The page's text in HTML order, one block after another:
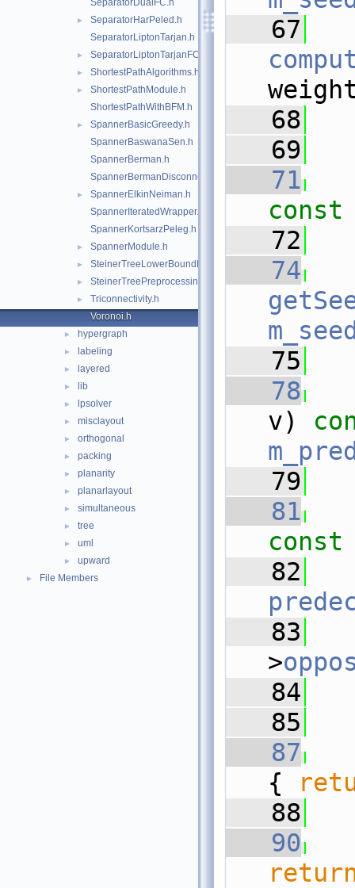
SeparatorDualFC.h
►
SeparatorHarPeled.h
SeparatorLiptonTarjan.h
► SeparatorLiptonTarjanFC.h
► ShortestPathAlgorithms.h
►
ShortestPathModule.h
ShortestPathWithBFM.h
►
SpannerBasicGreedy.h
SpannerBaswanaSen.h
SpannerBerman.h
SpannerBermanDisconnected.h
►
SpannerElkinNeiman.h
SpannerIteratedWrapper.h
SpannerKortsarzPeleg.h
► SpannerModule.h
► SteinerTreeLowerBoundDualAscent.h
► SteinerTreePreprocessing.h
►
Triconnectivity.h
Voronoi.h
► hypergraph
► labeling
► layered
► lib
► lpsolver
► misclayout
► orthogonal
► packing
► planarity
► planarlayout
► simultaneous
► tree
► uml
► upward
► File Members
   67
   68
   69
   71
   72
   74
   75
   78
v)
   79
   81
   82
   83
>
   84
   85
   87
{
   88
   90